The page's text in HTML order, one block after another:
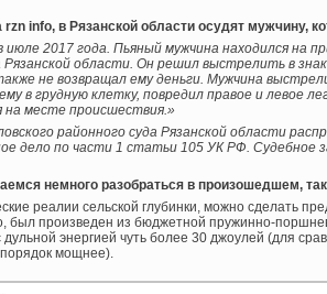
info, в Рязанской области осудят мужчину,
2017 года. Пьяный мужчина находился на
Рязанской области. Он решил выстрелить в
не возвращал ему деньги. Мужчина
в грудную клетку, повредил правое и левое
на месте происшествия.»
районного суда Рязанской области
дело по части 1 статьи 105 УК РФ. Судебное
немного разобраться в произошедшем,
реалии сельской глубинки, можно сделать
был произведен из бюджетной пружинно-
дульной энергией чуть более 30 джоулей (для
мощнее).